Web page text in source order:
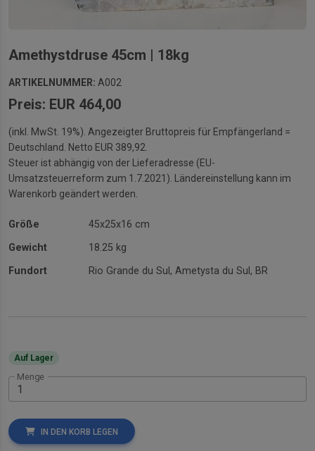
Amethystdruse 45cm | 18kg
ARTIKELNUMMER: A002
Preis: EUR 464,00
(inkl. MwSt. 19%). Angezeigter Bruttopreis für Empfängerland =
Deutschland. Netto EUR 389,92.
Steuer ist abhängig von der Lieferadresse (EU-
Umsatzsteuerreform zum 1.7.2021). Ländereinstellung kann im
Warenkorb geändert werden.
Größe
45x25x16 cm
Gewicht
18.25 kg
Fundort
Rio Grande du Sul, Ametysta du Sul, BR
Auf Lager
Menge
IN DEN KORB LEGEN